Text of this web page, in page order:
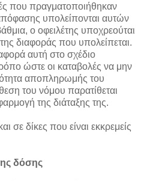
που πραγματοποιήθηκαν
υπολείπονται αυτών
ο οφειλέτης υποχρεούται
διαφοράς που υπολείπεται.
αυτή στο σχέδιο
ώστε οι καταβολές να μην
αποπληρωμής του
του νόμου παρατίθεται
της διάταξης της.
σε δίκες που είναι εκκρεμείς
δόσης